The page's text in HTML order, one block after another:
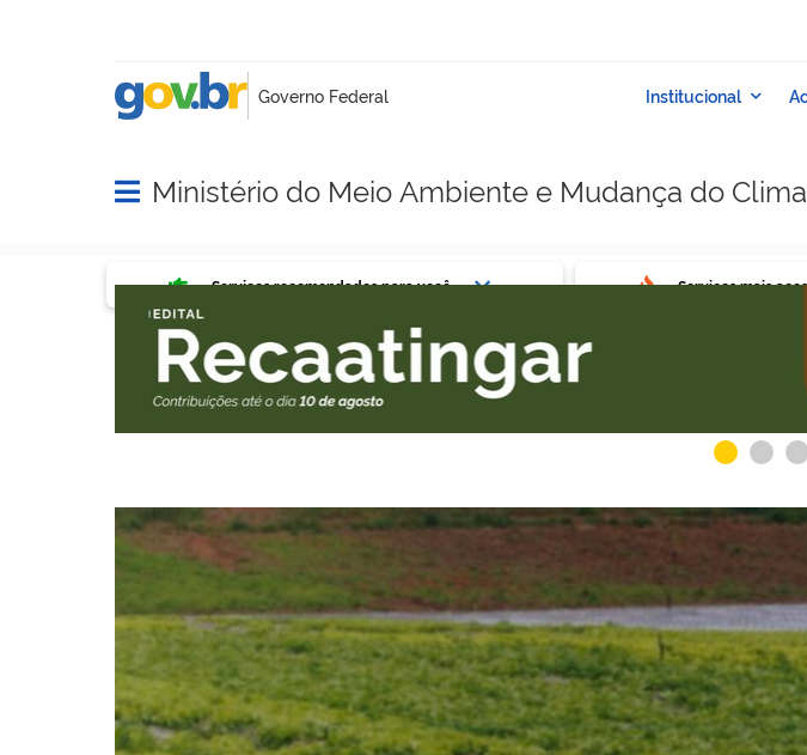
Abrir menu principal de navegação
Ministério do Meio Ambiente e Mudança do Clima
Serviços mais acessados do govbr